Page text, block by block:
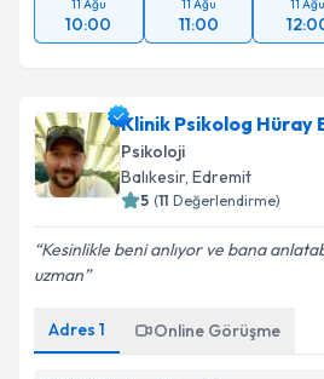
11 Ağu
10:00
11 Ağu
11:00
11 Ağu
Klinik Psikolog Hüray
Psikoloji
Balıkesir, Edremit
5 (11 Değerlendirme)
Kesinlikle beni anlıyor ve bana
uzman
Adres 1 Online Görüşme